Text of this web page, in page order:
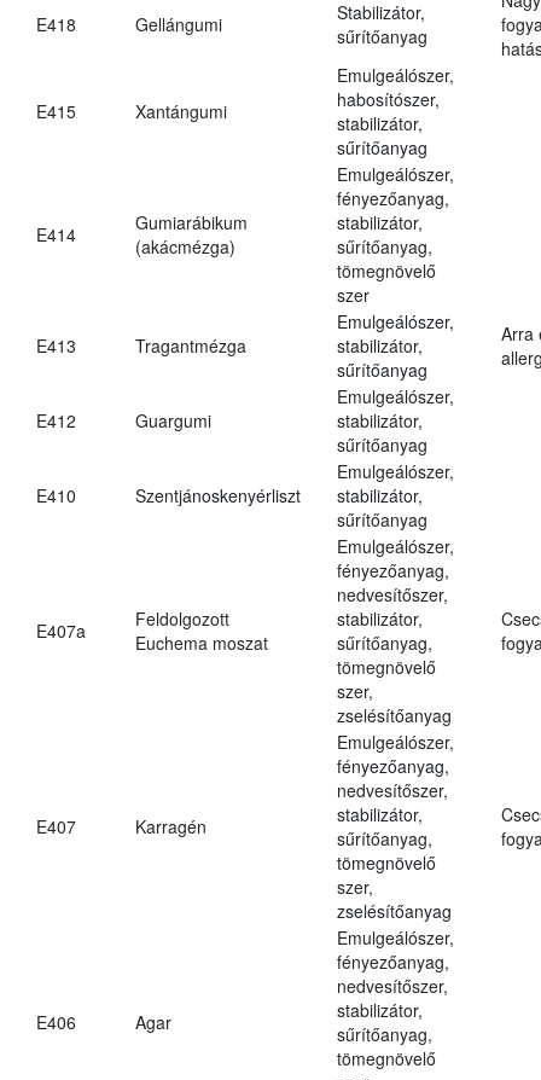
E418 Gellángumi
Stabilizátor,
sűrítőanyag
E415 Xantángumi
Emulgeálószer,
habosítószer,
stabilizátor,
sűrítőanyag
E414
Gumiarábikum
(akácmézga)
Emulgeálószer,
fényezőanyag,
stabilizátor,
sűrítőanyag,
tömegnövelő
szer
E413 Tragantmézga
Emulgeálószer,
stabilizátor,
sűrítőanyag
Arra
E412 Guargumi
Emulgeálószer,
stabilizátor,
sűrítőanyag
E410 Szentjánoskenyérliszt
Emulgeálószer,
stabilizátor,
sűrítőanyag
E407a
Feldolgozott
Euchema moszat
Emulgeálószer,
fényezőanyag,
nedvesítőszer,
stabilizátor,
sűrítőanyag,
tömegnövelő
szer,
zselésítőanyag
E407 Karragén
Emulgeálószer,
fényezőanyag,
nedvesítőszer,
stabilizátor,
sűrítőanyag,
tömegnövelő
szer,
zselésítőanyag
E406 Agar
Emulgeálószer,
fényezőanyag,
nedvesítőszer,
stabilizátor,
sűrítőanyag,
tömegnövelő